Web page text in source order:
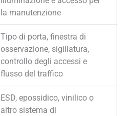
la manutenzione
Tipo di porta, finestra di
osservazione, sigillatura,
controllo degli accessi e
flusso del traffico
ESD, epossidico, vinilico o
altro sistema di